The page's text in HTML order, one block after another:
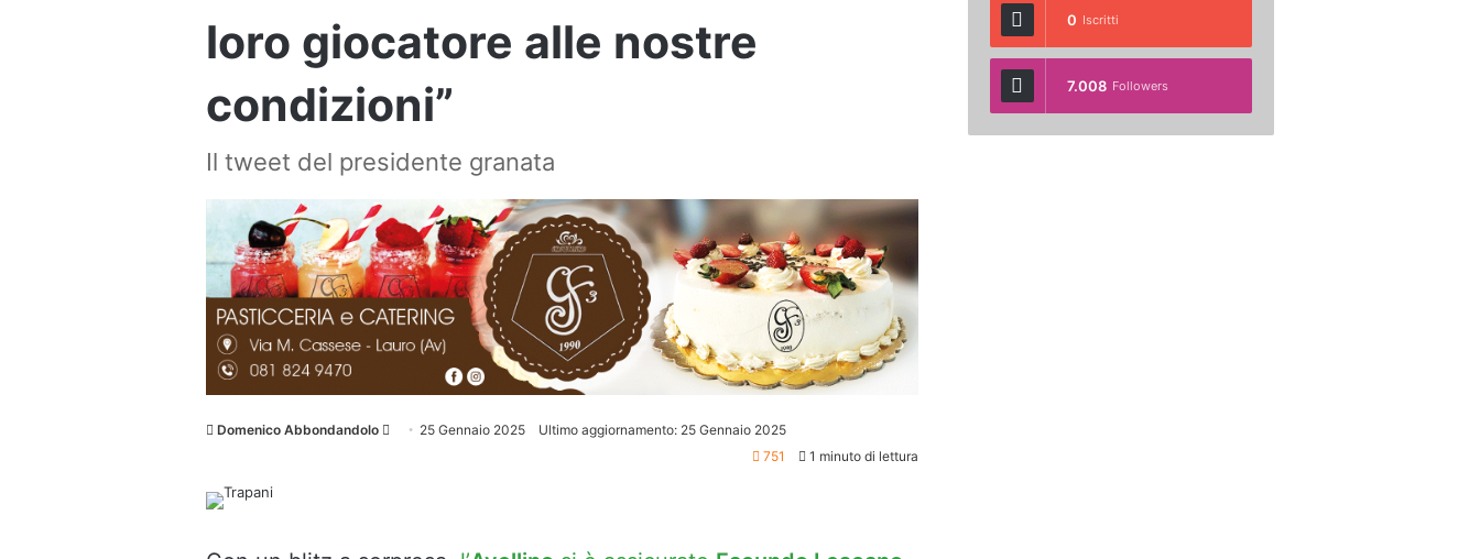
loro giocatore alle nostre
condizioni”
Il tweet del presidente granata
Domenico Abbondandolo
Invia 25 Gennaio 2025
Ultimo aggiornamento: 25 Gennaio 2025
751
1 minuto di lettura
0 Iscritti
7.008 Followers